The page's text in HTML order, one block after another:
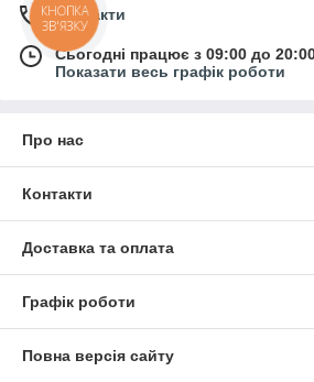
Контакти
Сьогодні працює з 09:00 до
Показати весь графік роботи
Про нас
Контакти
Доставка та оплата
Графік роботи
Повна версія сайту
КНОПКА
ЗВ'ЯЗКУ